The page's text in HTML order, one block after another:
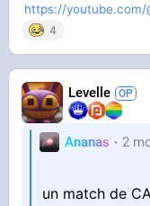
https://youtube.com/
4
Levelle
Ananas 2
un match de